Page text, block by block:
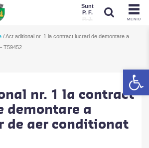
MENIU
Sunt
P. F.
P. J.
/Act aditional nr. 1 la contract lucrari de demontare a
T59452
nr. 1 la contract
demontare a
de aer conditionat